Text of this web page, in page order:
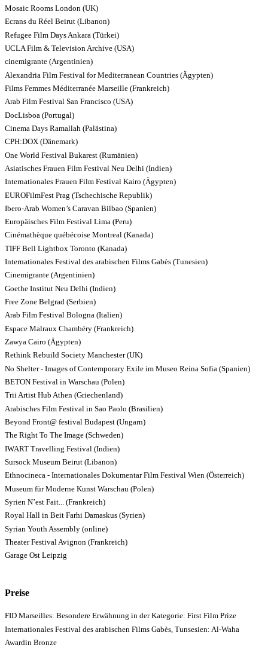
Mosaic Rooms London (UK)
Ecrans du Réel Beirut (Libanon)
Refugee Film Days Ankara (Türkei)
UCLA Film & Television Archive (USA)
cinemigrante (Argentinien)
Alexandria Film Festival for Mediterranean Countries (Ägypten)
Films Femmes Méditerranée Marseille (Frankreich)
Arab Film Festival San Francisco (USA)
DocLisboa (Portugal)
Cinema Days Ramallah (Palästina)
CPH:DOX (Dänemark)
One World Festival Bukarest (Rumänien)
Asiatisches Frauen Film Festival Neu Delhi (Indien)
Internationales Frauen Film Festival Kairo (Ägypten)
EUROFilmFest Prag (Tschechische Republik)
Ibero-Arab Women’s Caravan Bilbao (Spanien)
Europäisches Film Festival Lima (Peru)
Cinémathèque québécoise Montreal (Kanada)
TIFF Bell Lightbox Toronto (Kanada)
Internationales Festival des arabischen Films Gabès (Tunesien)
Cinemigrante (Argentinien)
Goethe Institut Neu Delhi (Indien)
Free Zone Belgrad (Serbien)
Arab Film Festival Bologna (Italien)
Espace Malraux Chambéry (Frankreich)
Zawya Cairo (Ägypten)
Rethink Rebuild Society Manchester (UK)
No Shelter - Images of Contemporary Exile im Museo Reina Sofia (Spanien)
BETON Festival in Warschau (Polen)
Trii Artist Hub Athen (Griechenland)
Arabisches Film Festival in Sao Paolo (Brasilien)
Beyond Front@ festival Budapest (Ungarn)
The Right To The Image (Schweden)
IWART Travelling Festival (Indien)
Sursock Museum Beirut (Libanon)
Ethnocineca - Internationales Dokumentar Film Festival Wien (Österreich)
Museum für Moderne Kunst Warschau (Polen)
Syrien N’est Fait... (Frankreich)
Royal Hall in Beit Farhi Damaskus (Syrien)
Syrian Youth Assembly (online)
Theater Festival Avignon (Frankreich)
Garage Ost Leipzig
Preise
FID Marseilles: Besondere Erwähnung in der Kategorie: First Film Prize
Internationales Festival des arabischen Films Gabès, Tunsesien: Al-Waha
Awardin Bronze